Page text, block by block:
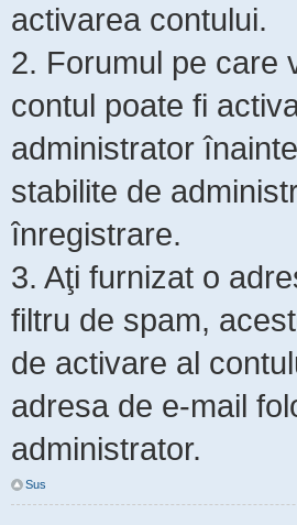
activarea contului.
2. Forumul pe care
contul poate fi
administrator
stabilite de
înregistrare.
3. Aţi furnizat o
filtru de spam,
de activare al
adresa de e-mail
administrator.
Sus